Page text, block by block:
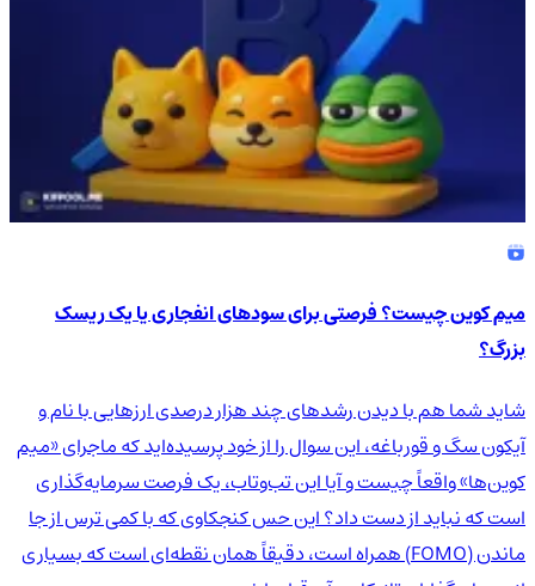
میم کوین چیست؟ فرصتی برای سودهای انفجاری یا یک ریسک
بزرگ؟
شاید شما هم با دیدن رشدهای چند هزار درصدی ارزهایی با نام و
آیکون سگ و قورباغه، این سوال را از خود پرسیده‌اید که ماجرای «میم
کوین‌ها» واقعاً چیست و آیا این تب‌وتاب، یک فرصت سرمایه‌گذاری
است که نباید از دست داد؟ این حس کنجکاوی که با کمی ترس از جا
ماندن (FOMO) همراه است، دقیقاً همان نقطه‌ای است که بسیاری